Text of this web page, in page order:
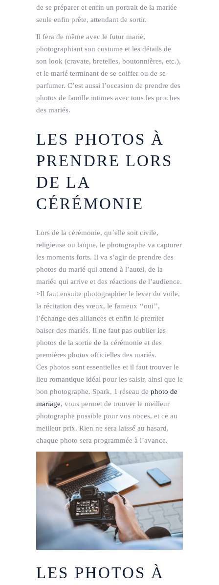
de se préparer et enfin un portrait de la mariée
seule enfin prête, attendant de sortir.
Il fera de même avec le futur marié,
photographiant son costume et les détails de
son look (cravate, bretelles, boutonnières, etc.),
et le marié terminant de se coiffer ou de se
parfumer. C’est aussi l’occasion de prendre des
photos de famille intimes avec tous les proches
des mariés.
LES PHOTOS À
PRENDRE LORS
DE LA
CÉRÉMONIE
Lors de la cérémonie, qu’elle soit civile,
religieuse ou laïque, le photographe va capturer
les moments forts. Il va s’agir de prendre des
photos du marié qui attend à l’autel, de la
mariée qui arrive et des réactions de l’audience.
>Il faut ensuite photographier le lever du voile,
la récitation des vœux, le fameux ‘‘oui’’,
l’échange des alliances et enfin le premier
baiser des mariés. Il ne faut pas oublier les
photos de la sortie de la cérémonie et des
premières photos officielles des mariés.
Ces photos sont essentielles et il faut trouver le
lieu romantique idéal pour les saisir, ainsi que le
bon photographe. Spark, 1 réseau de photo de
mariage, vous permet de trouver le meilleur
photographe possible pour vos noces, et ce au
meilleur prix. Rien ne sera laissé au hasard,
chaque photo sera programmée à l’avance.
LES PHOTOS À